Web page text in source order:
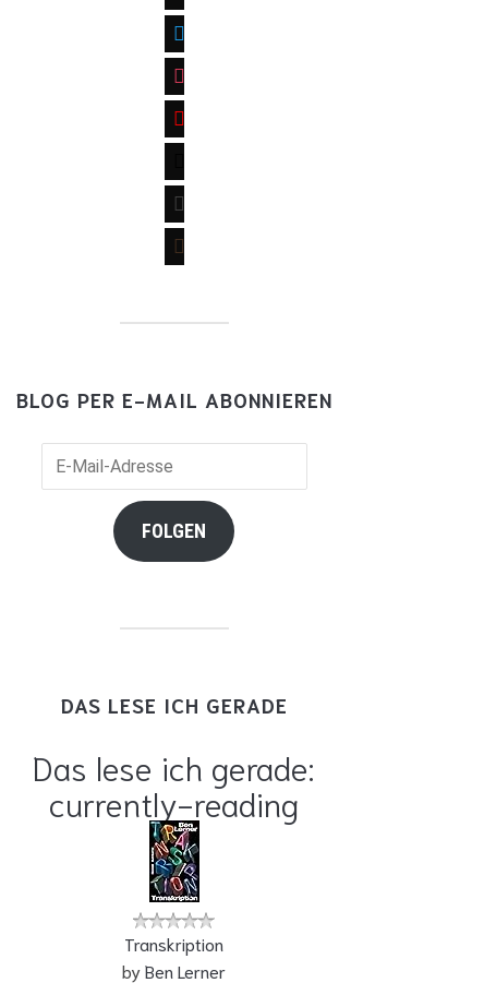
twitter
instagram
youtube
wordpress
goodreads
BLOG PER E-MAIL ABONNIEREN
FOLGEN
DAS LESE ICH GERADE
Das lese ich gerade:
currently-reading
Transkription
byBen Lerner